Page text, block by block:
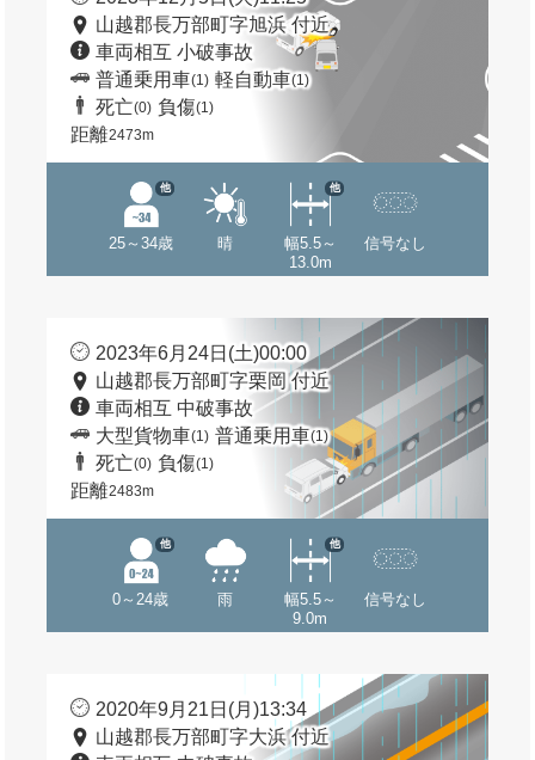
山越郡長万部町字旭浜 付近
車両相互 小破事故
普通乗用車(1) 軽自動車(1)
死亡(0) 負傷(1)
距離2473m
25～34歳
他
晴
幅5.5～
13.0m
他
信号なし
2023年6月24日(土)00:00
山越郡長万部町字栗岡 付近
車両相互 中破事故
大型貨物車(1) 普通乗用車(1)
死亡(0) 負傷(1)
距離2483m
0～24歳
他
雨
幅5.5～
9.0m
他
信号なし
2020年9月21日(月)13:34
山越郡長万部町字大浜 付近